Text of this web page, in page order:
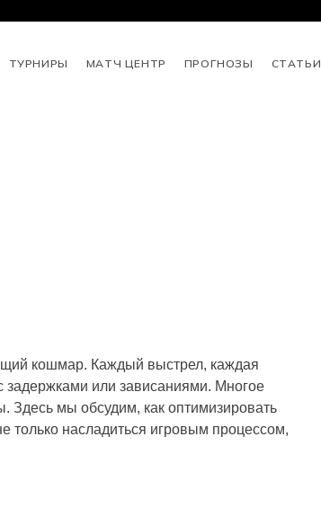
ТУРНИРЫ МАТЧ ЦЕНТР ПРОГНОЗЫ СТАТЬИ
кошмар. Каждый выстрел, каждая
задержками или зависаниями. Многое
Здесь мы обсудим, как оптимизировать
только насладиться игровым процессом,